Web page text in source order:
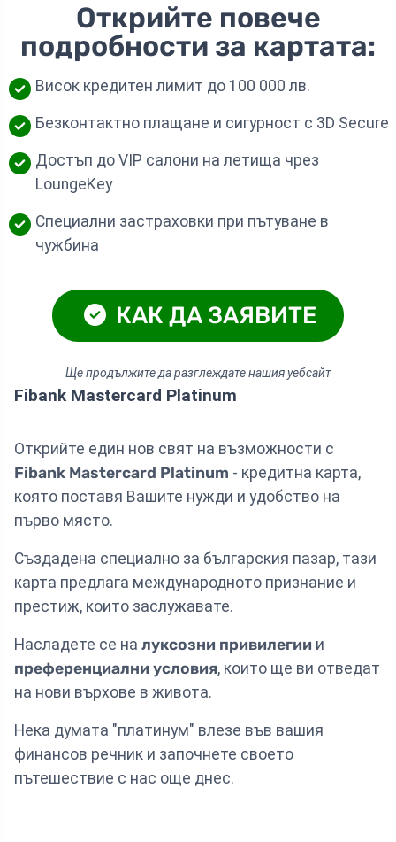
Открийте повече
подробности за картата:
Висок кредитен лимит до 100 000 лв.
Безконтактно плащане и сигурност с 3D Secure
Достъп до VIP салони на летища чрез
LoungeKey
Специални застраховки при пътуване в
чужбина
КАК ДА ЗАЯВИТЕ
Ще продължите да разглеждате нашия уебсайт
Fibank Mastercard Platinum
Открийте един нов свят на възможности с
Fibank Mastercard Platinum - кредитна карта,
която поставя Вашите нужди и удобство на
първо място.
Създадена специално за българския пазар, тази
карта предлага международното признание и
престиж, които заслужавате.
Насладете се на луксозни привилегии и
преференциални условия, които ще ви отведат
на нови върхове в живота.
Нека думата "платинум" влезе във вашия
финансов речник и започнете своето
пътешествие с нас още днес.